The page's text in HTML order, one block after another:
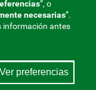
legal|Privacidad
Social, 275.
”, o
necesarias”.
información antes
Ver preferencias